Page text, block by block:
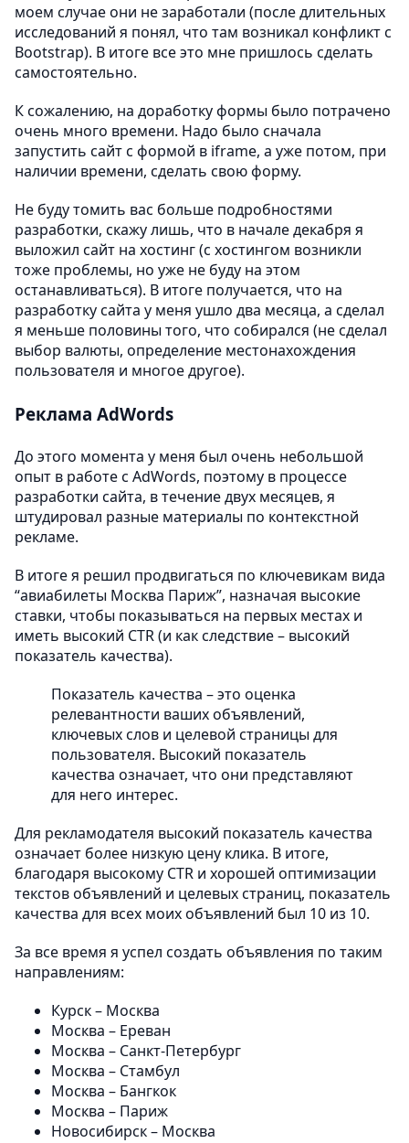
моем случае они не заработали (после длительных
исследований я понял, что там возникал конфликт с
Bootstrap). В итоге все это мне пришлось сделать
самостоятельно.
К сожалению, на доработку формы было потрачено
очень много времени. Надо было сначала
запустить сайт с формой в iframe, а уже потом, при
наличии времени, сделать свою форму.
Не буду томить вас больше подробностями
разработки, скажу лишь, что в начале декабря я
выложил сайт на хостинг (с хостингом возникли
тоже проблемы, но уже не буду на этом
останавливаться). В итоге получается, что на
разработку сайта у меня ушло два месяца, а сделал
я меньше половины того, что собирался (не сделал
выбор валюты, определение местонахождения
пользователя и многое другое).
Реклама AdWords
До этого момента у меня был очень небольшой
опыт в работе с AdWords, поэтому в процессе
разработки сайта, в течение двух месяцев, я
штудировал разные материалы по контекстной
рекламе.
В итоге я решил продвигаться по ключевикам вида
“авиабилеты Москва Париж”, назначая высокие
ставки, чтобы показываться на первых местах и
иметь высокий CTR (и как следствие – высокий
показатель качества).
Показатель качества – это оценка
релевантности ваших объявлений,
ключевых слов и целевой страницы для
пользователя. Высокий показатель
качества означает, что они представляют
для него интерес.
Для рекламодателя высокий показатель качества
означает более низкую цену клика. В итоге,
благодаря высокому CTR и хорошей оптимизации
текстов объявлений и целевых страниц, показатель
качества для всех моих объявлений был 10 из 10.
За все время я успел создать объявления по таким
направлениям:
Курск – Москва
Москва – Ереван
Москва – Санкт-Петербург
Москва – Стамбул
Москва – Бангкок
Москва – Париж
Новосибирск – Москва